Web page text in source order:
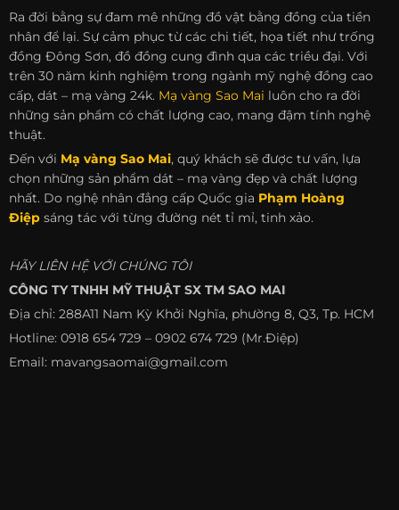
Ra đời bằng sự đam mê những đồ vật bằng đồng của tiền
nhân để lại. Sự cảm phục từ các chi tiết, họa tiết như trống
đồng Đông Sơn, đồ đồng cung đình qua các triều đại. Với
trên 30 năm kinh nghiệm trong ngành mỹ nghệ đồng cao
cấp, dát – mạ vàng 24k. Mạ vàng Sao Mai luôn cho ra đời
những sản phẩm có chất lượng cao, mang đậm tính nghệ
thuật.
Đến với Mạ vàng Sao Mai, quý khách sẽ được tư vấn, lựa
chọn những sản phẩm dát – mạ vàng đẹp và chất lượng
nhất. Do nghệ nhân đẳng cấp Quốc gia Phạm Hoàng
Điệpsáng tác với từng đường nét tỉ mỉ, tinh xảo.
HÃY LIÊN HỆ VỚI CHÚNG TÔI
CÔNG TY TNHH MỸ THUẬT SX TM SAO MAI
Địa chỉ: 288A11 Nam Kỳ Khởi Nghĩa, phường 8, Q3, Tp. HCM
Hotline: 0918 654 729 – 0902 674 729 (Mr.Điệp)
Email: mavangsaomai@gmail.com